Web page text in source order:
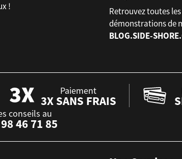
!
Retrouvez toutes
démonstrations de
BLOG.SIDE-
Paiement
3X SANS FRAIS
conseils au
46 71 85